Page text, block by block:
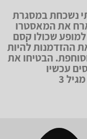
נשכחת במסגרת
את המאסטרו
שכולו קסם
ההזדמנות להיות
הבטיחו את
עכשיו
3